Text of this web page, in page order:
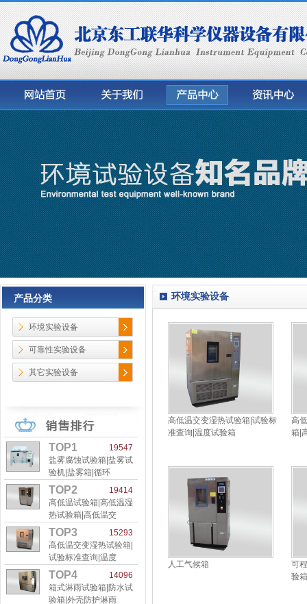
产品分类
环境实验设备
可靠性实验设备
其它实验设备
19547
TOP1
盐雾腐蚀试验箱|盐雾试
验机|盐雾箱|循环
19414
TOP2
高低温试验箱|高低温湿
热试验箱|高低温交
15293
TOP3
高低温交变湿热试验箱|
试验标准查询|温度
14096
TOP4
箱式淋雨试验箱|防水试
验箱|外壳防护淋雨
环境实验设备
高低温交变湿热试验箱|试验标
准查询|温度试验箱
高
箱|
人工气候箱
可
验箱